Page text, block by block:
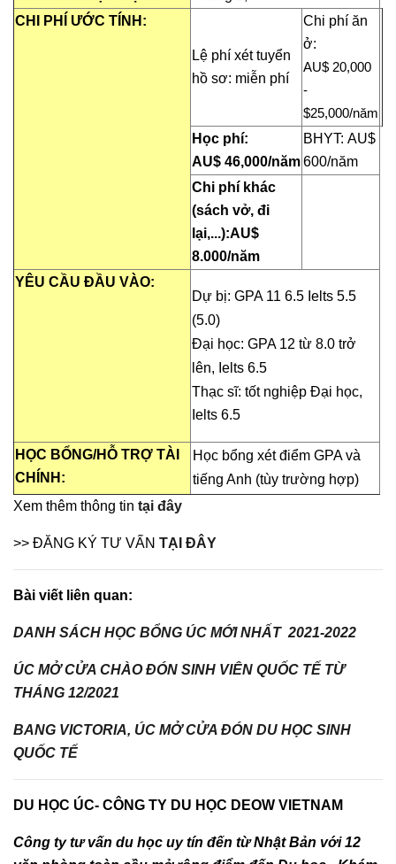
CHI PHÍ ƯỚC TÍNH:
Lệ phí xét tuyển
hồ sơ: miễn phí
Chi phí ăn
ở:
AU$ 20,000
-
$25,000/năm
Học phí:
AU$ 46,000/năm
BHYT: AU$
600/năm
Chi phí khác
(sách vở, đi
lại,...):AU$
8.000/năm
YÊU CẦU ĐẦU VÀO:
Dự bị: GPA 11 6.5 Ielts 5.5
(5.0)
Đại học: GPA 12 từ 8.0 trở
lên, Ielts 6.5
Thạc sĩ: tốt nghiệp Đại học,
Ielts 6.5
HỌC BỔNG/HỖ TRỢ TÀI
CHÍNH:
Học bổng xét điểm GPA và
tiếng Anh (tùy trường hợp)
Xem thêm thông tin tại đây
>> ĐĂNG KÝ TƯ VẤN TẠI ĐÂY
Bài viết liên quan:
DANH SÁCH HỌC BỔNG ÚC MỚI NHẤT 2021-2022
ÚC MỞ CỬA CHÀO ĐÓN SINH VIÊN QUỐC TẾ TỪ
THÁNG 12/2021
BANG VICTORIA, ÚC MỞ CỬA ĐÓN DU HỌC SINH
QUỐC TẾ
DU HỌC ÚC- CÔNG TY DU HỌC DEOW VIETNAM
Công ty tư vấn du học uy tín đến từ Nhật Bản với 12